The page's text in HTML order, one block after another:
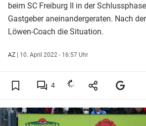
beim SC Freiburg II in der
Gastgeber aneinandergeraten. Nach
Löwen-Coach die Situation.
AZ | 10. April 2022 - 16:57 Uhr
4